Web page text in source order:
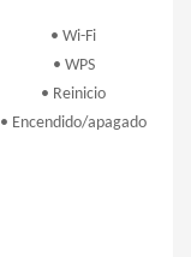
• Wi-Fi
• WPS
• Reinicio
• Encendido/apagado